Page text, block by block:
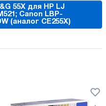
55X для HP LJ
Canon LBP-
(аналог CE255X)